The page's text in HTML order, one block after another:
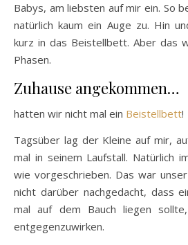
Babys, am liebsten auf mir ein. So
natürlich kaum ein Auge zu. Hin
kurz in das Beistellbett. Aber das
Phasen.
Zuhause angekommen…
hatten wir nicht mal ein Beistellbett!
Tagsüber lag der Kleine auf mir,
mal in seinem Laufstall. Natürlich
wie vorgeschrieben. Das war
nicht darüber nachgedacht, dass
mal auf dem Bauch liegen
entgegenzuwirken.